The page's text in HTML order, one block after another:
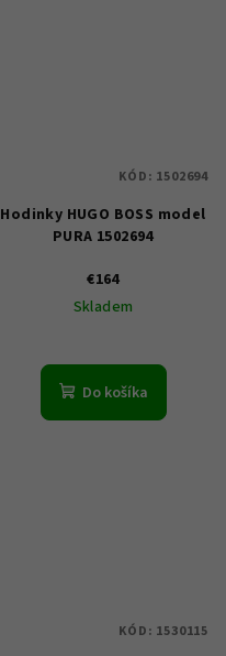
Hodinky HUGO BOSS model
PURA 1502694
€164
Skladem
Do košíka
KÓD: 1502694
KÓD: 1530115